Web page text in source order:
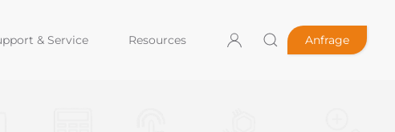
& Service Resources Anfrage